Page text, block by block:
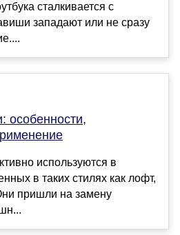
сталкивается с
западают или не сразу
особенности,
используются в
в таких стилях как лофт,
пришли на замену